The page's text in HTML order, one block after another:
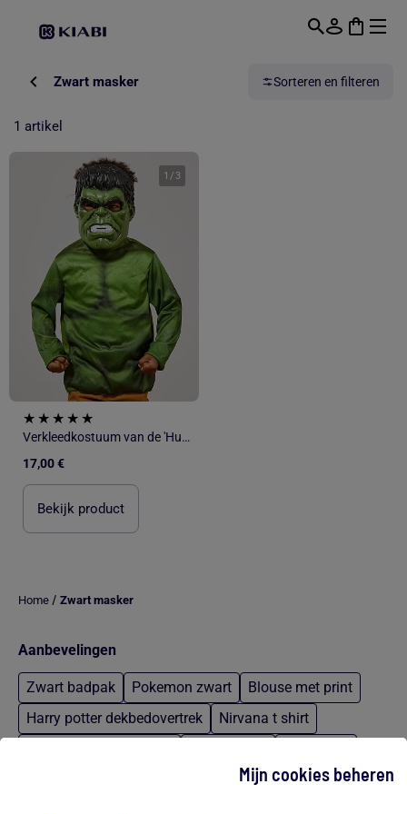
Mijn cookies beheren
Zwart masker Sorteren en filteren
1 artikel
1 / 3
Verkleedkostuum van de 'Hulk'
17,00 €
Bekijk product
Home / Zwart masker
Aanbevelingen
Zwart badpak Pokemon zwart
Blouse met print
Harry potter dekbedovertrek
Nirvana t shirt
Pyjama paw patrol